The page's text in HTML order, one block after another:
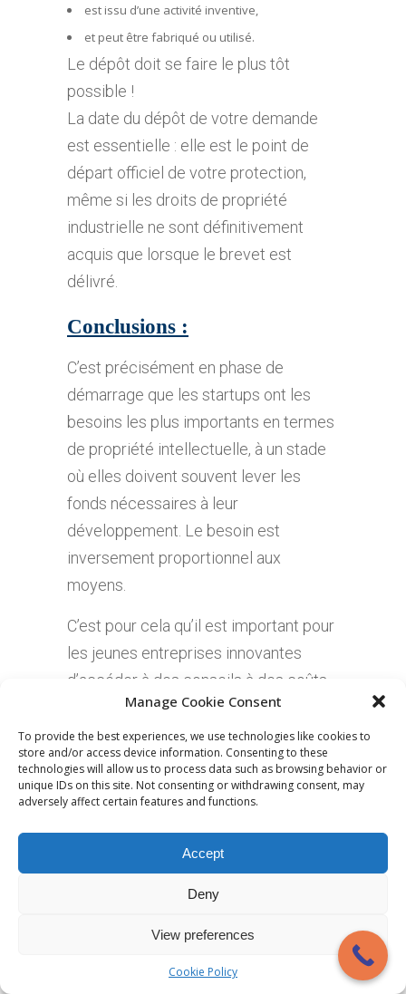
Manage Cookie Consent
To provide the best experiences, we use technologies like cookies to
store and/or access device information. Consenting to these
technologies will allow us to process data such as browsing behavior or
unique IDs on this site. Not consenting or withdrawing consent, may
adversely affect certain features and functions.
Accept
Deny
View preferences
Cookie Policy
est issu d’une activité inventive,
et peut être fabriqué ou utilisé.
Le dépôt doit se faire le plus tôt
possible !
La date du dépôt de votre demande
est essentielle : elle est le point de
départ officiel de votre protection,
même si les droits de propriété
industrielle ne sont définitivement
acquis que lorsque le brevet est
délivré.
Conclusions :
C’est précisément en phase de
démarrage que les startups ont les
besoins les plus importants en termes
de propriété intellectuelle, à un stade
où elles doivent souvent lever les
fonds nécessaires à leur
développement. Le besoin est
inversement proportionnel aux
moyens.
C’est pour cela qu’il est important pour
les jeunes entreprises innovantes
d’accéder à des conseils à des coûts
adaptés, notre cabinet a choisi
d’épauler les startups dans leurs belles
aventures.